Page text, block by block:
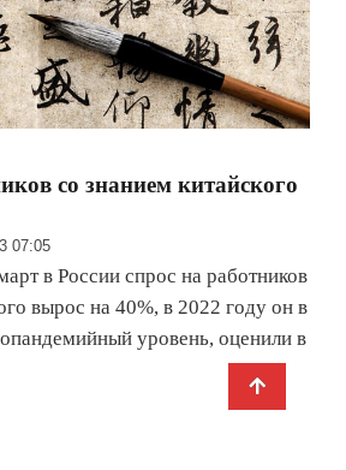
со знанием китайского
07:05
в России спрос на работников
вырос на 40%, в 2022 году он в
уровень, оценили в